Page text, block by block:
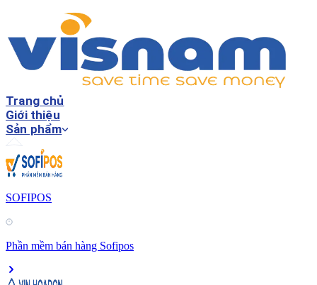
Trang chủ
Giới thiệu
Sản phẩm
SOFIPOS
Phần mềm bán hàng Sofipos